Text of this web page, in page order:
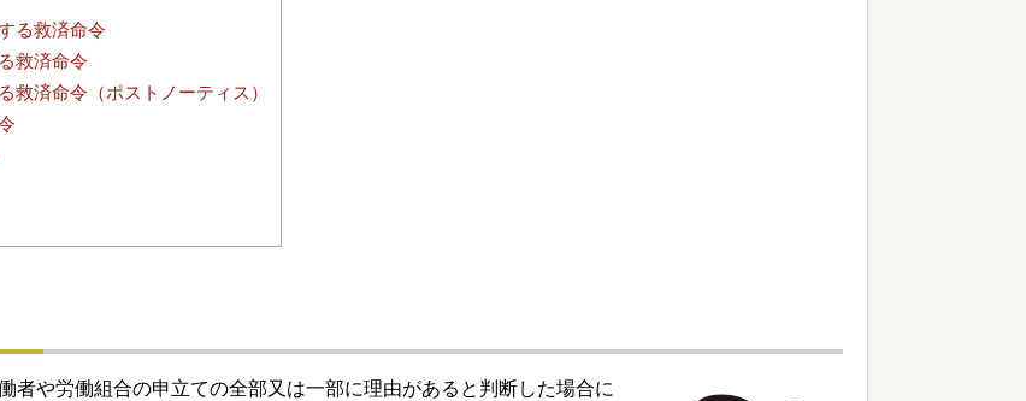
る救済命令
救済命令
救済命令（ポストノーティス）
者や労働組合の申立ての全部又は一部に理由があると判断した場合に